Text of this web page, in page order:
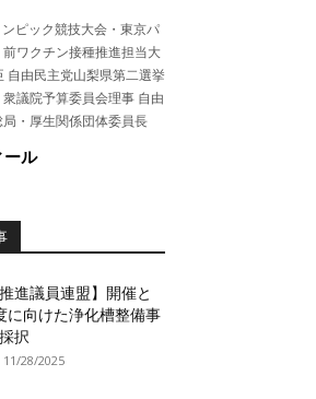
ピック競技大会・東京パ
ワクチン接種推進担当大
自由民主党山梨県第二選挙
議院予算委員会理事 自由
・厚生関係団体委員長
ール
推進議員連盟】開催と
に向けた浄化槽整備事
択
11/28/2025